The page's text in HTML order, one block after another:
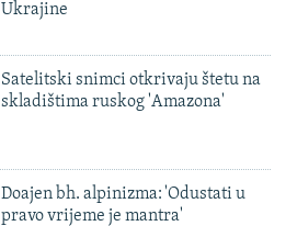
Ukrajine
Satelitski snimci otkrivaju štetu na
skladištima ruskog 'Amazona'
Doajen bh. alpinizma: 'Odustati u
pravo vrijeme je mantra'